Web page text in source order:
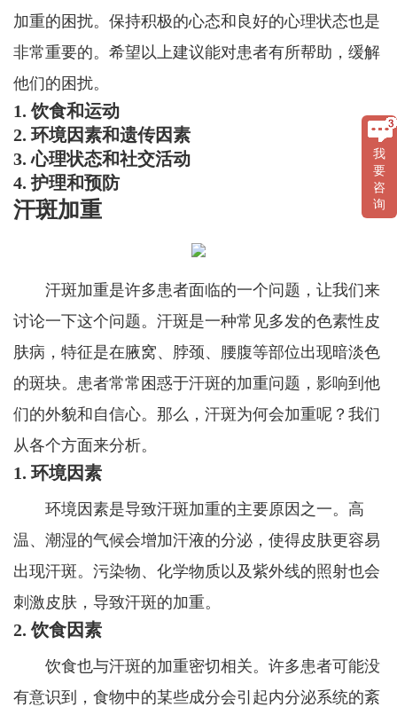
加重的困扰。保持积极的心态和良好的心理状态也是
非常重要的。希望以上建议能对患者有所帮助，缓解
他们的困扰。
1. 饮食和运动
2. 环境因素和遗传因素
3. 心理状态和社交活动
4. 护理和预防
汗斑加重
汗斑加重是许多患者面临的一个问题，让我们来
讨论一下这个问题。汗斑是一种常见多发的色素性皮
肤病，特征是在腋窝、脖颈、腰腹等部位出现暗淡色
的斑块。患者常常困惑于汗斑的加重问题，影响到他
们的外貌和自信心。那么，汗斑为何会加重呢？我们
从各个方面来分析。
1. 环境因素
环境因素是导致汗斑加重的主要原因之一。高
温、潮湿的气候会增加汗液的分泌，使得皮肤更容易
出现汗斑。污染物、化学物质以及紫外线的照射也会
刺激皮肤，导致汗斑的加重。
2. 饮食因素
饮食也与汗斑的加重密切相关。许多患者可能没
有意识到，食物中的某些成分会引起内分泌系统的紊
我
要
咨
询